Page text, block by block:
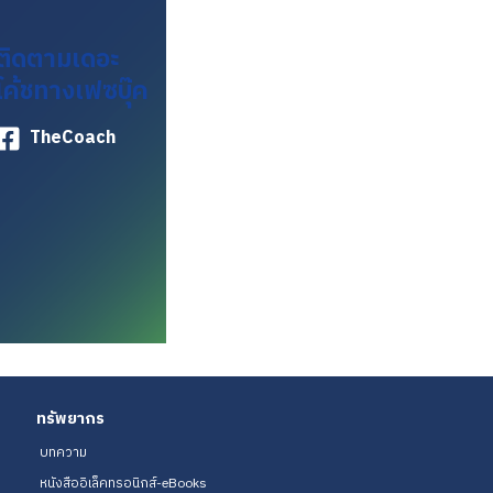
ดตามเดอะ
ค้ชทางเฟซบุ๊ค
TheCoach
ทรัพยากร
บทความ
หนังสืออิเล็คทรอนิกส์-eBooks